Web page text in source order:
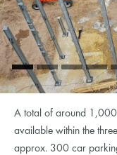
A total of around
available within the
approx. 300 car